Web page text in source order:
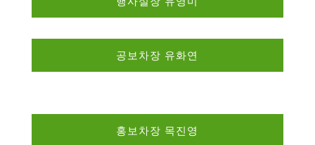
공보차장 유화연
홍보차장 목진영